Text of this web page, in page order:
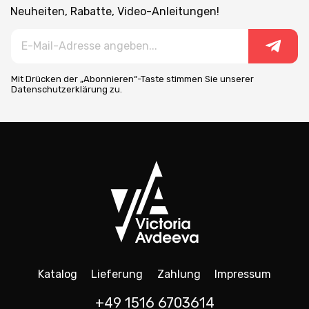
Neuheiten, Rabatte, Video-Anleitungen!
Mit Drücken der „Abonnieren“-Taste stimmen Sie unserer
Datenschutzerklärung zu.
Katalog Lieferung Zahlung Impressum
+49 1516 6703614